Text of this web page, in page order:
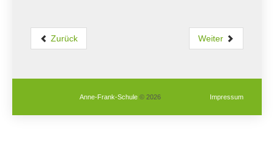
Zurück Weiter
Anne-Frank-Schule © 2026 Impressum